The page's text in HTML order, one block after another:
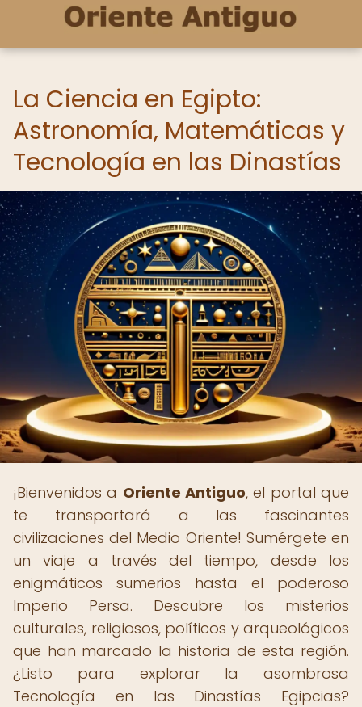
La Ciencia en Egipto:
Astronomía, Matemáticas y
Tecnología en las Dinastías
¡Bienvenidos a Oriente Antiguo, el portal que
te transportará a las fascinantes
civilizaciones del Medio Oriente! Sumérgete en
un viaje a través del tiempo, desde los
enigmáticos sumerios hasta el poderoso
Imperio Persa. Descubre los misterios
culturales, religiosos, políticos y arqueológicos
que han marcado la historia de esta región.
¿Listo para explorar la asombrosa
Tecnología en las Dinastías Egipcias?